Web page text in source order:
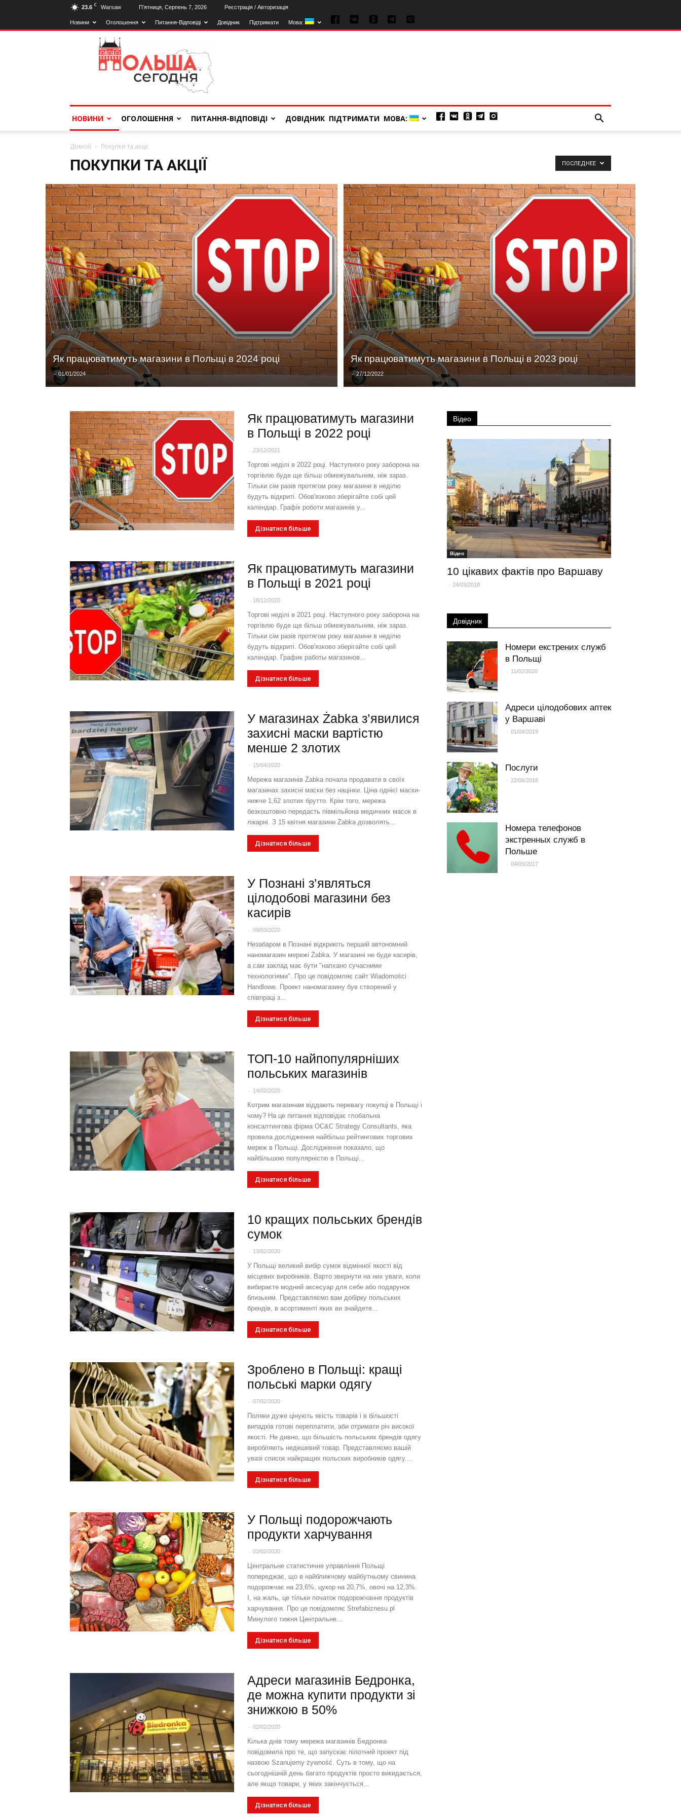
23.6 C Warsaw П’ятниця, Серпень 7, 2026 Реєстрація / Авторизація
Новини Оголошення Питання-Відповіді Довідник Підтримати Мова:
Польща
Сьогодні
НОВИНИ ОГОЛОШЕННЯ ПИТАННЯ-ВІДПОВІДІ ДОВІДНИК ПІДТРИМАТИ МОВА:
Домой Покупки та акції
ПОКУПКИ ТА АКЦІЇ ПОСЛЕДНЕЕ
Як працюватимуть магазини в Польщі в 2024 році
- 01/01/2024
Як працюватимуть магазини в Польщі в 2023 році
- 27/12/2022
Як працюватимуть магазини
в Польщі в 2022 році
- 23/12/2021
Торгові неділі в 2022 році. Наступного року заборона на
торгівлю буде ще більш обмежувальним, ніж зараз.
Тільки сім разів протягом року магазини в неділю
будуть відкриті. Обов'язково зберігайте собі цей
календар. Графік роботи магазинів у...
Дізнатися більше
Як працюватимуть магазини
в Польщі в 2021 році
- 18/12/2020
Торгові неділі в 2021 році. Наступного року заборона на
торгівлю буде ще більш обмежувальним, ніж зараз.
Тільки сім разів протягом року магазини в неділю
будуть відкриті. Обов'язково зберігайте собі цей
календар. График работы магазинов...
Дізнатися більше
У магазинах Żabka з’явилися
захисні маски вартістю
менше 2 злотих
- 15/04/2020
Мережа магазинів Żabka почала продавати в своїх
магазинах захисні маски без націнки. Ціна однієї маски-
нижче 1,62 злотих брутто. Крім того, мережа
безкоштовно передасть півмільйона медичних масок в
лікарні. З 15 квітня магазини Żabka дозволять...
Дізнатися більше
У Познані з’являться
цілодобові магазини без
касирів
- 09/03/2020
Незабаром в Познані відкриють перший автономний
наномагазин мережі Żabka. У магазині не буде касирів,
а сам заклад має бути "напхано сучасними
технологіями". Про це повідомляє сайт Wiadomości
Handlowe. Проект наномагазину був створений у
співпраці з...
Дізнатися більше
ТОП-10 найпопулярніших
польських магазинів
- 14/02/2020
Котрим магазинам віддають перевагу покупці в Польщі і
чому? На це питання відповідає глобальна
консалтингова фірма OC&C Strategy Consultants, яка
провела дослідження найбільш рейтингових торгових
мереж в Польщі. Дослідження показало, що
найбільшою популярністю в Польщі...
Дізнатися більше
10 кращих польських брендів
сумок
- 13/02/2020
У Польщі великий вибір сумок відмінної якості від
місцевих виробників. Варто звернути на них уваги, коли
вибираєте модний аксесуар для себе або подарунок
близьким. Представляємо вам добірку польських
брендів, в асортименті яких ви знайдете...
Дізнатися більше
Зроблено в Польщі: кращі
польські марки одягу
- 07/02/2020
Поляки дуже цінують якість товарів і в більшості
випадків готові переплатити, аби отримати річ високої
якості. Не дивно, що більшість польських брендів одягу
виробляють недешевий товар. Представляємо вашій
увазі список найкращих польских виробників одягу....
Дізнатися більше
У Польщі подорожчають
продукти харчування
- 02/02/2020
Центральне статистичне управління Польщі
попереджає, що в найближчому майбутньому свинина
подорожчає на 23,6%, цукор на 20,7%, овочі на 12,3%.
І, на жаль, це тільки початок подорожчання продуктів
харчування. Про це повідомляє Strefabiznesu.pl
Минулого тижня Центральне...
Дізнатися більше
Адреси магазинів Бедронка,
де можна купити продукти зі
знижкою в 50%
- 02/02/2020
Кілька днів тому мережа магазинів Бедронка
повідомила про те, що запускає пілотний проект під
назвою Szanujemy żywność. Суть в тому, що на
сьогоднішній день багато продуктів просто викидається,
але якщо товари, у яких закінчується...
Дізнатися більше
Відео
Вiдео
10 цікавих фактів про Варшаву
- 24/03/2018
Довідник
Номери екстрених служб
в Польщі
- 11/02/2020
Адреси цілодобових аптек
у Варшаві
- 01/04/2019
Послуги
- 22/06/2018
Номера телефонов
экстренных служб в
Польше
- 04/09/2017